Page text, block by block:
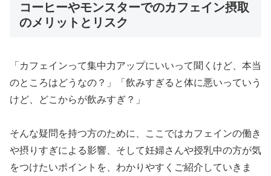
コーヒーやモンスターでのカフェイン摂取
のメリットとリスク
「カフェインって集中力アップにいいって聞くけど、本当
のところはどうなの？」「飲みすぎると体に悪いっていう
けど、どこからが飲みすぎ？」
そんな疑問を持つ方のために、ここではカフェインの働き
や摂りすぎによる影響、そして妊婦さんや授乳中の方が気
をつけたいポイントを、わかりやすくご紹介していきま